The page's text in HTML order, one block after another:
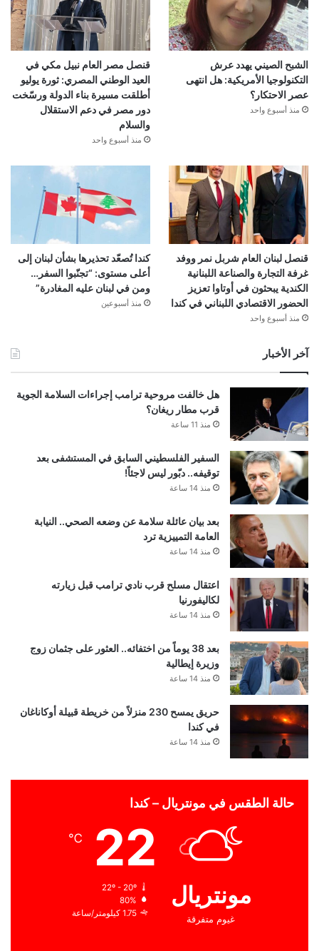
الشبح الصيني يهدد عرش
التكنولوجيا الأمريكية: هل انتهى
عصر الاحتكار؟
منذ أسبوع واحد
قنصل مصر العام نبيل مكي في
العيد الوطني المصري: ثورة يوليو
أطلقت مسيرة بناء الدولة ورسّخت
دور مصر في دعم الاستقلال
والسلام
منذ أسبوع واحد
قنصل لبنان العام شربل نمر ووفد
غرفة التجارة والصناعة اللبنانية
الكندية يبحثون في أوتاوا تعزيز
الحضور الاقتصادي اللبناني في كندا
منذ أسبوع واحد
كندا تُصعّد تحذيرها بشأن لبنان إلى
أعلى مستوى: “تجنّبوا السفر…
ومن في لبنان عليه المغادرة”
منذ أسبوعين
آخر الأخبار
هل خالفت مروحية ترامب إجراءات السلامة الجوية
قرب مطار ريغان؟
منذ 11 ساعة
السفير الفلسطيني السابق في المستشفى بعد
توقيفه.. دبّور ليس لاجئاً!
منذ 14 ساعة
بعد بيان عائلة سلامة عن وضعه الصحي.. النيابة
العامة التمييزية ترد
منذ 14 ساعة
اعتقال مسلح قرب نادي ترامب قبل زيارته
لكاليفورنيا
منذ 14 ساعة
بعد 38 يوماً من اختفائه.. العثور على جثمان زوج
وزيرة إيطالية
منذ 14 ساعة
حريق يمسح 230 منزلاً من خريطة قبيلة أوكاناغان
في كندا
منذ 14 ساعة
حالة الطقس في مونتريال – كندا
مونتريال
غيوم متفرقة
22
℃
22º - 20º
80%
1.75 كيلومتر/ساعة